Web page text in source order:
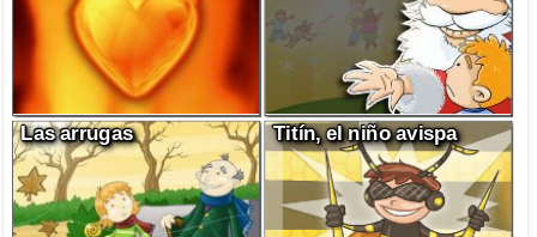
Las arrugas Titín, el niño avispa